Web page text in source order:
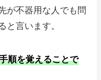
が不器用な人でも問
と言います。
順を覚えることで